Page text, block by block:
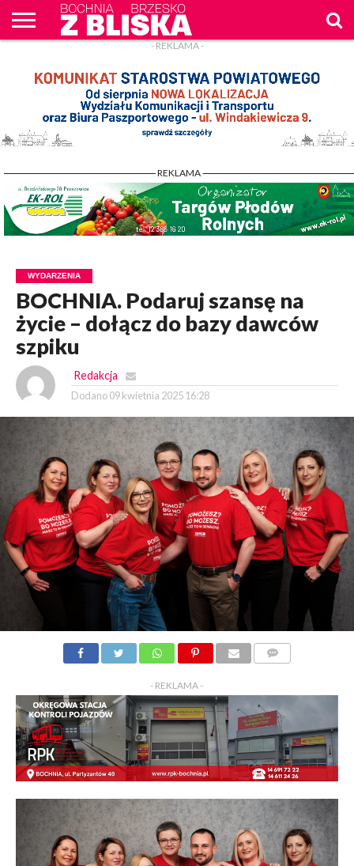
WPROST
REKLAM
- REKLAMA -
- REKLAMA -
WYDARZENIA
BOCHNIA. Podaruj szansę na
życie – dołącz do bazy dawców
szpiku
Redakcja
Dodano 09 kwietnia 2025 16:28
- REKLAMA -